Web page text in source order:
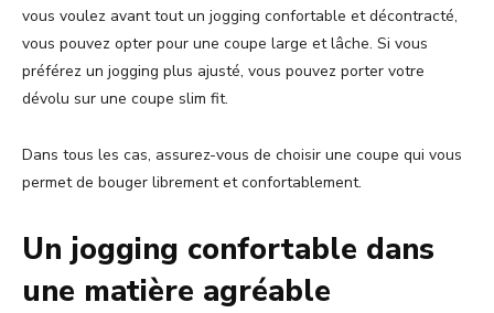
vous voulez avant tout un jogging confortable et décontracté,
vous pouvez opter pour une coupe large et lâche. Si vous
préférez un jogging plus ajusté, vous pouvez porter votre
dévolu sur une coupe slim fit.
Dans tous les cas, assurez-vous de choisir une coupe qui vous
permet de bouger librement et confortablement.
Un jogging confortable dans
une matière agréable